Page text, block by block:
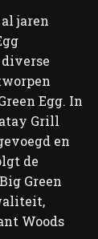
jaren
diverse
Egg. In
Grill
en
de
Green
Woods